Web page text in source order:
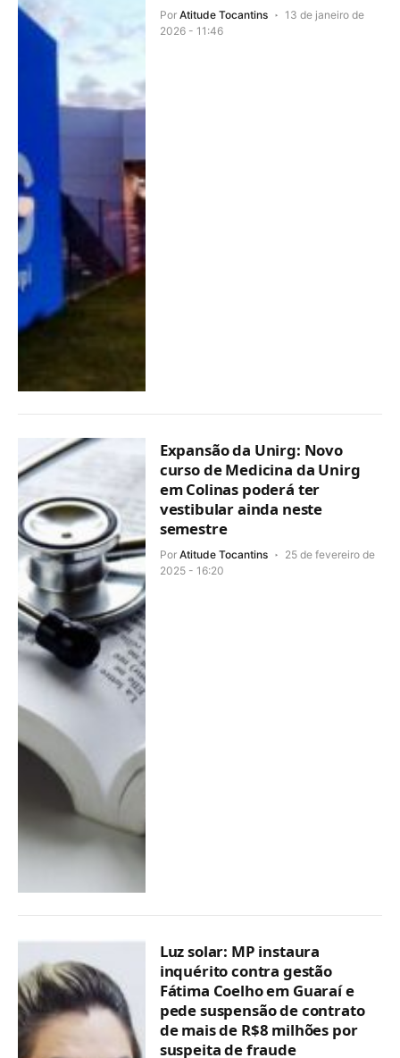
Por Atitude Tocantins
13 de janeiro de
2026 - 11:46
Expansão da Unirg: Novo
curso de Medicina da Unirg
em Colinas poderá ter
vestibular ainda neste
semestre
Por Atitude Tocantins
25 de fevereiro de
2025 - 16:20
Luz solar: MP instaura
inquérito contra gestão
Fátima Coelho em Guaraí e
pede suspensão de contrato
de mais de R$8 milhões por
suspeita de fraude